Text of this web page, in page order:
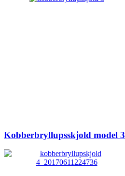
Kobberbryllupsskjold model 3